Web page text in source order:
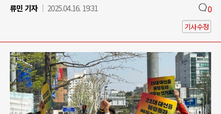
류민 기자
2025.04.16. 19:31 0
기사수정